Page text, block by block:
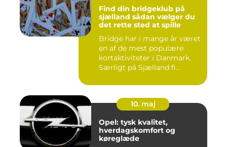
Find din bridgeklub på
sjælland sådan vælger du
det rette sted at spille
Bridge har i mange år været
en af de mest populære
kortaktiviteter i Danmark.
Særligt på Sjælland fi...
10. maj
Opel: tysk kvalitet,
hverdagskomfort og
køreglæde